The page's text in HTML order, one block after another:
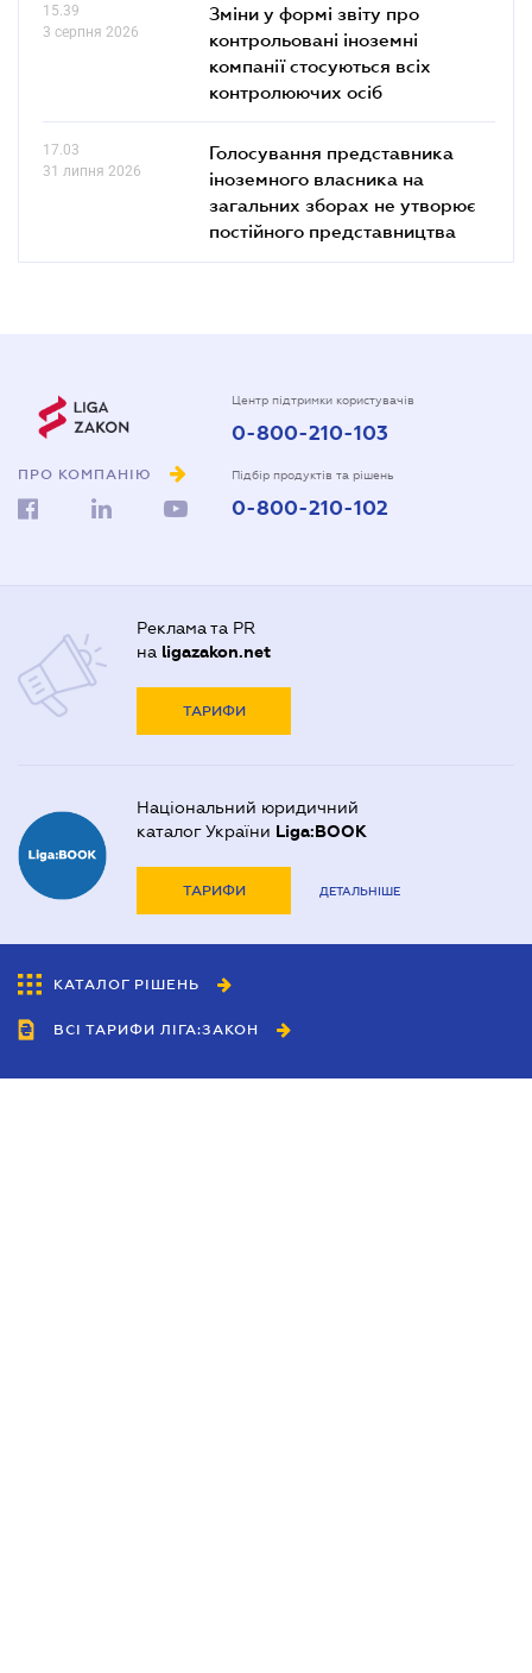
15.39
3 серпня 2026
Зміни у формі звіту про
контрольовані іноземні
компанії стосуються всіх
контролюючих осіб
17.03
31 липня 2026
Голосування представника
іноземного власника на
загальних зборах не утворює
постійного представництва
ПРО КОМПАНІЮ
Центр підтримки користувачів
0-800-210-103
Підбір продуктів та рішень
0-800-210-102
Реклама та PR
на ligazakon.net
ТАРИФИ
Національний юридичний
каталог України Liga:BOOK
ТАРИФИ ДЕТАЛЬНІШЕ
КАТАЛОГ РІШЕНЬ
ВСІ ТАРИФИ ЛІГА:ЗАКОН